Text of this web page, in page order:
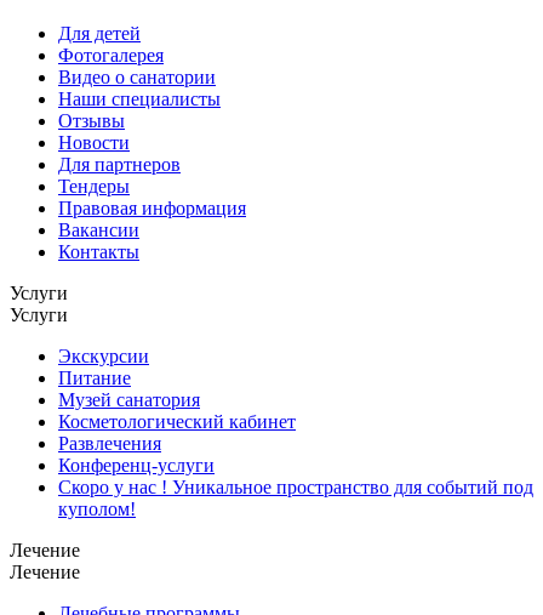
Для детей
Фотогалерея
Видео о санатории
Наши специалисты
Отзывы
Новости
Для партнеров
Тендеры
Правовая информация
Вакансии
Контакты
Услуги
Услуги
Экскурсии
Питание
Музей санатория
Косметологический кабинет
Развлечения
Конференц-услуги
Скоро у нас ! Уникальное пространство для событий под
куполом!
Лечение
Лечение